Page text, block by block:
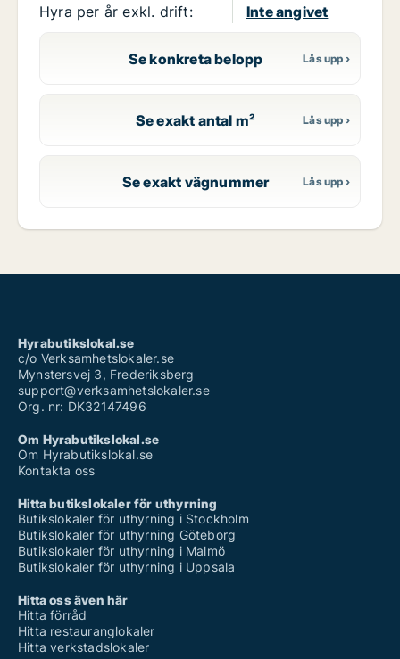
Hyra per år exkl. drift:
Inte angivet
Se konkreta belopp
Se exakt antal m²
Se exakt vägnummer
Hyrabutikslokal.se
c/o Verksamhetslokaler.se
Mynstersvej 3, Frederiksberg
support@verksamhetslokaler.se
Org. nr: DK32147496
Om Hyrabutikslokal.se
Om Hyrabutikslokal.se
Kontakta oss
Hitta butikslokaler för uthyrning
Butikslokaler för uthyrning i Stockholm
Butikslokaler för uthyrning Göteborg
Butikslokaler för uthyrning i Malmö
Butikslokaler för uthyrning i Uppsala
Hitta oss även här
Hitta förråd
Hitta restauranglokaler
Hitta verkstadslokaler